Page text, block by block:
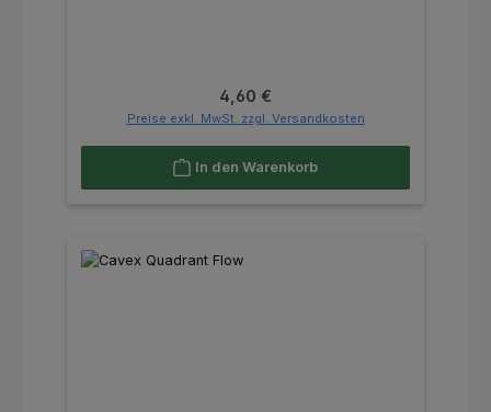
Regulärer Preis:
4,60 €
Preise exkl. MwSt. zzgl. Versandkosten
In den Warenkorb